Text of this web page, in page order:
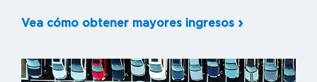
Vea cómo obtener mayores ingresos